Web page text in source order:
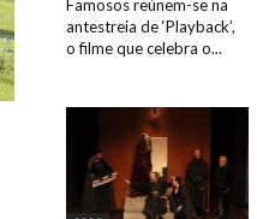
Famosos reúnem-se na
antestreia de ‘Playback’,
o filme que celebra o...